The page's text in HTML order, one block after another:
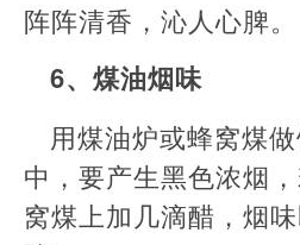
阵阵清香，沁人心脾。
6、煤油烟味
用煤油炉或蜂窝煤
中，要产生黑色浓烟
窝煤上加几滴醋，烟